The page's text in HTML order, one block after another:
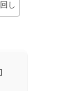
し